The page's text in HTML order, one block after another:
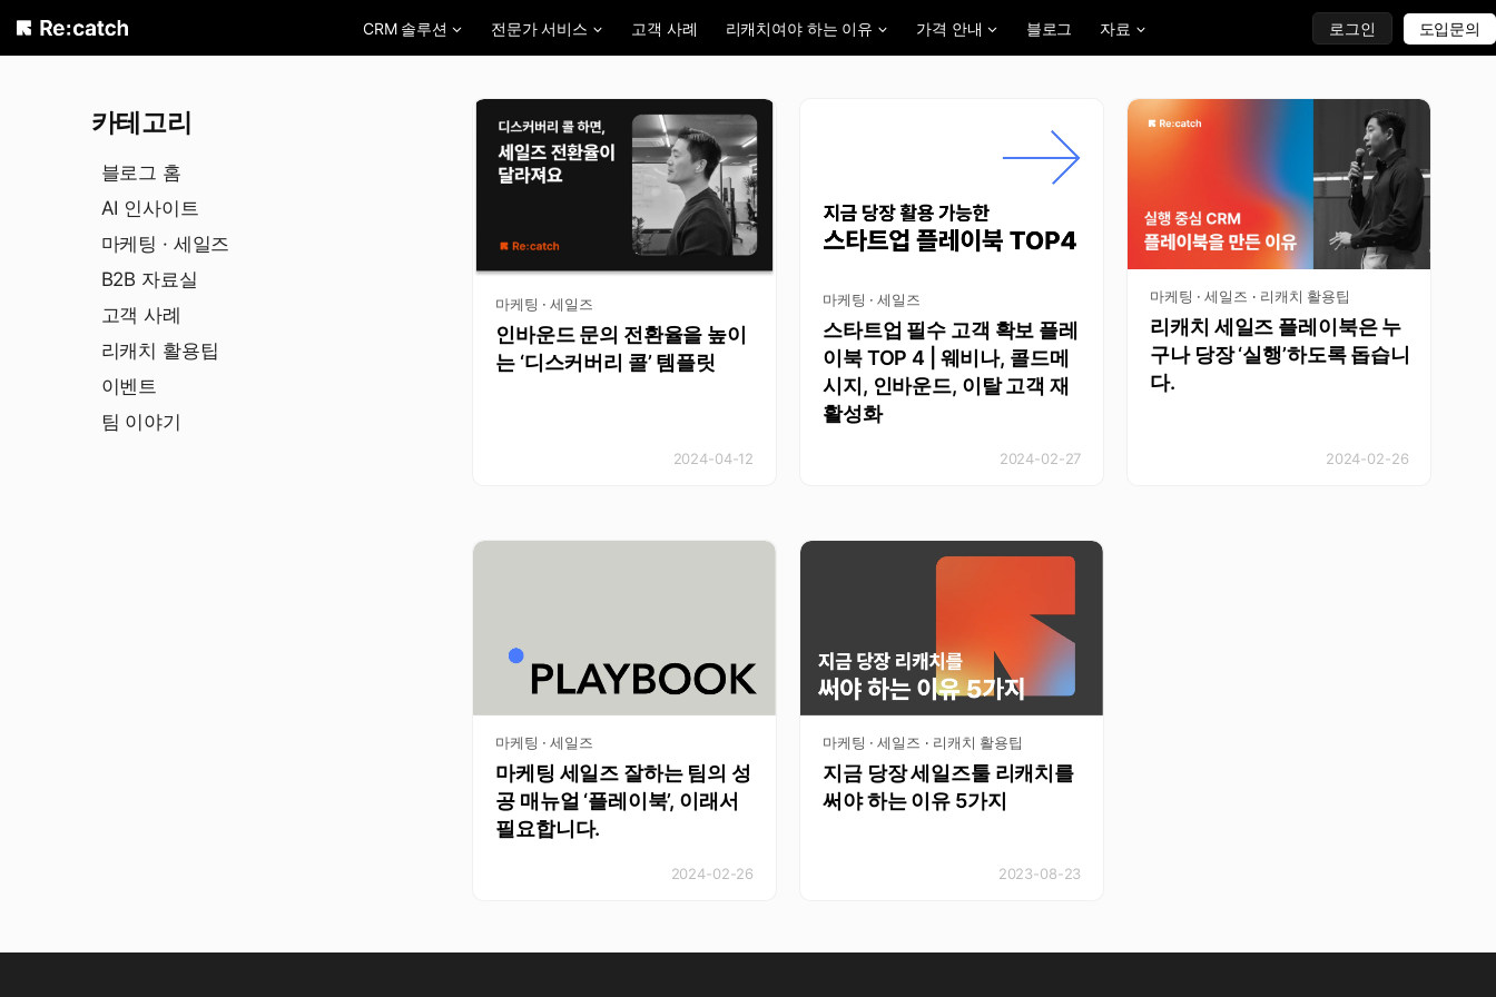
Skip
CRM 솔루션 전문가 서비스 고객 사례 리캐치여야 하는 이유 가격 안내 블로그 자료 로그인 도입문의
마케팅 · 세일즈
인바운드 문의 전환율을 높이
는 ‘디스커버리 콜’ 템플릿
2024-04-12
마케팅 · 세일즈
스타트업 필수 고객 확보 플레
이북 TOP 4 | 웨비나, 콜드메
시지, 인바운드, 이탈 고객 재
활성화
2024-02-27
마케팅 · 세일즈 · 리캐치 활용팁
리캐치 세일즈 플레이북은 누
구나 당장 ‘실행’하도록 돕습니
다.
2024-02-26
마케팅 · 세일즈
마케팅 세일즈 잘하는 팀의 성
공 매뉴얼 ‘플레이북’, 이래서
필요합니다.
2024-02-26
마케팅 · 세일즈 · 리캐치 활용팁
지금 당장 세일즈툴 리캐치를
써야 하는 이유 5가지
2023-08-23
카테고리
블로그 홈
AI 인사이트
마케팅 · 세일즈
B2B 자료실
고객 사례
리캐치 활용팁
이벤트
팀 이야기